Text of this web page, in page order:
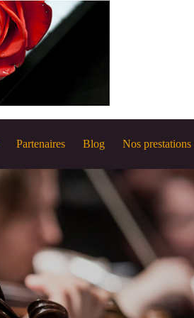
Partenaires Blog Nos prestations